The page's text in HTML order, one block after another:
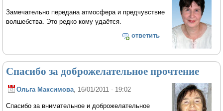
Замечательно передана атмосфера и предчувствие
волшебства. Это редко кому удаётся.
ответить
Спасибо за доброжелательное прочтение
Ольга Максимова, 16/01/2011 - 19:02
Спасибо за внимательное и доброжелательное